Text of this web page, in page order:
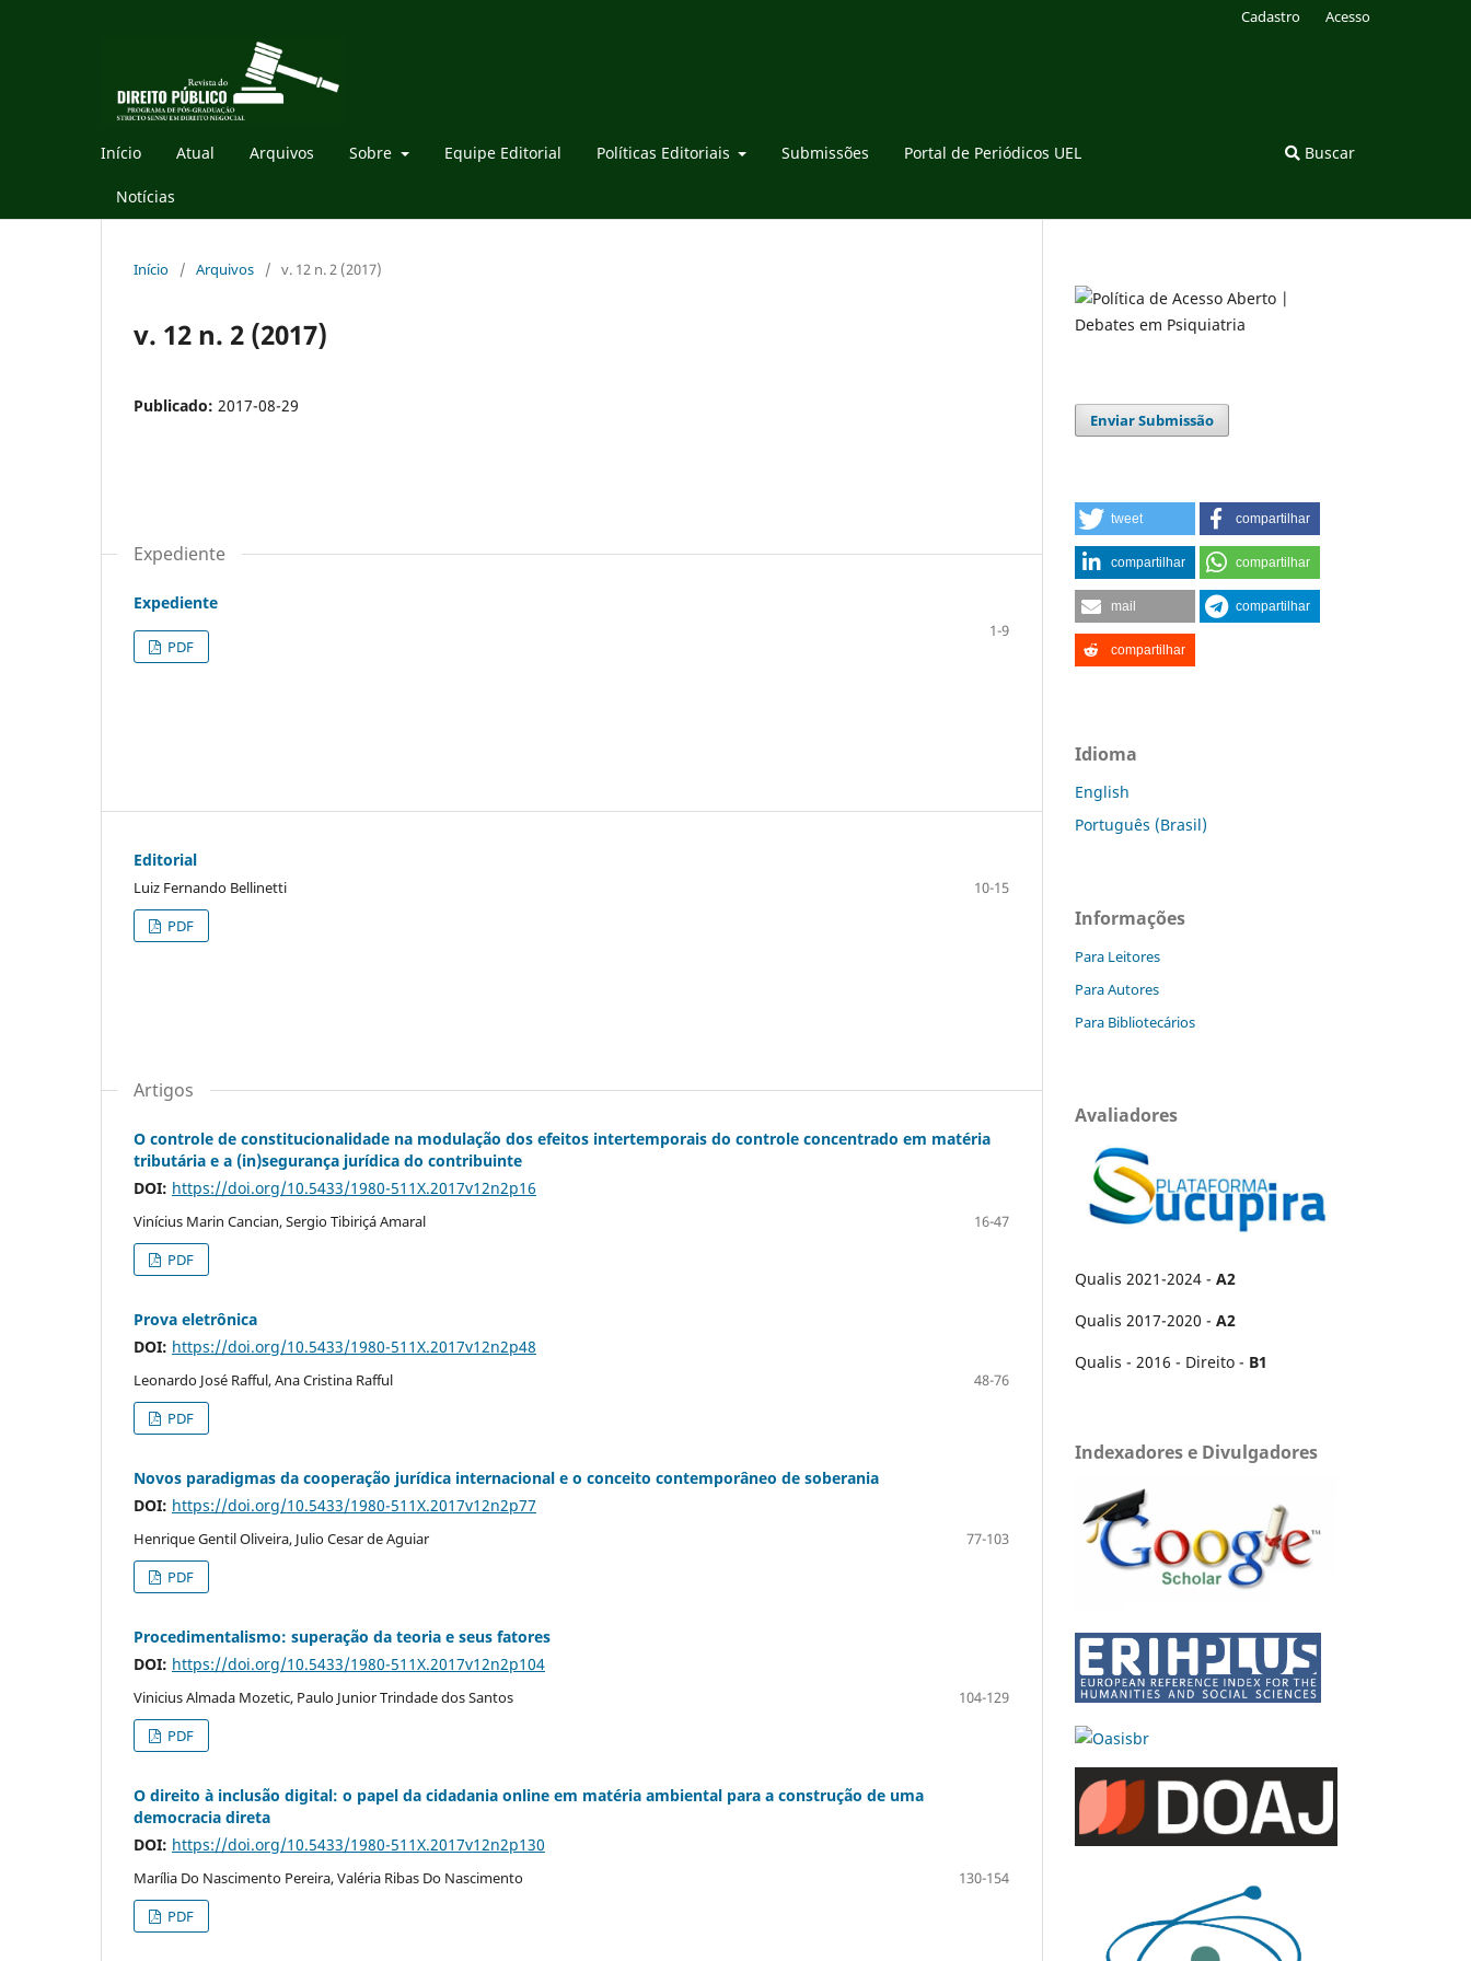
Início Atual Arquivos Sobre Equipe Editorial Políticas Editoriais Submissões Portal de Periódicos UEL
Notícias
Buscar
Cadastro Acesso
Início / Arquivos / v. 12 n. 2 (2017)
v. 12 n. 2 (2017)
Publicado: 2017-08-29
Expediente
Expediente
1-9
PDF
Editorial
Luiz Fernando Bellinetti
10-15
PDF
Artigos
O controle de constitucionalidade na modulação dos efeitos intertemporais do controle concentrado em matéria
tributária e a (in)segurança jurídica do contribuinte
DOI: https://doi.org/10.5433/1980-511X.2017v12n2p16
Vinícius Marin Cancian, Sergio Tibiriçá Amaral
16-47
PDF
Prova eletrônica
DOI: https://doi.org/10.5433/1980-511X.2017v12n2p48
Leonardo José Rafful, Ana Cristina Rafful
48-76
PDF
Novos paradigmas da cooperação jurídica internacional e o conceito contemporâneo de soberania
DOI: https://doi.org/10.5433/1980-511X.2017v12n2p77
Henrique Gentil Oliveira, Julio Cesar de Aguiar
77-103
PDF
Procedimentalismo: superação da teoria e seus fatores
DOI: https://doi.org/10.5433/1980-511X.2017v12n2p104
Vinicius Almada Mozetic, Paulo Junior Trindade dos Santos
104-129
PDF
O direito à inclusão digital: o papel da cidadania online em matéria ambiental para a construção de uma
democracia direta
DOI: https://doi.org/10.5433/1980-511X.2017v12n2p130
Marília Do Nascimento Pereira, Valéria Ribas Do Nascimento
130-154
PDF
Enviar Submissão
tweet compartilhar
compartilhar compartilhar
mail compartilhar
compartilhar
Idioma
English
Português (Brasil)
Informações
Para Leitores
Para Autores
Para Bibliotecários
Avaliadores
Qualis 2021-2024 - A2
Qualis 2017-2020 - A2
Qualis - 2016 - Direito - B1
Indexadores e Divulgadores